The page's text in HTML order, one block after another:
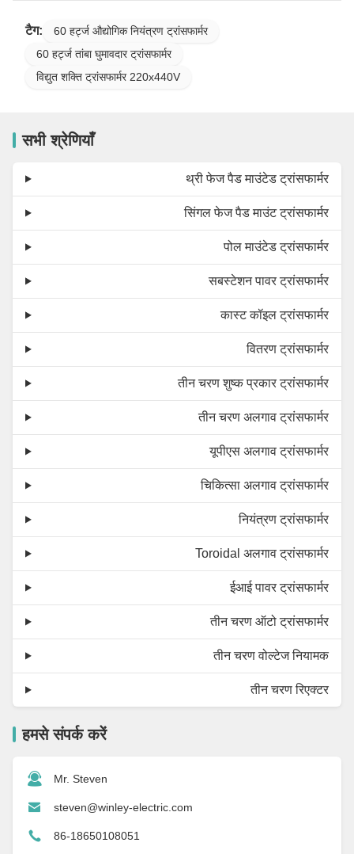
टैग:
60 हर्ट्ज औद्योगिक नियंत्रण ट्रांसफार्मर
60 हर्ट्ज तांबा घुमावदार ट्रांसफार्मर
विद्युत शक्ति ट्रांसफार्मर 220x440V
सभी श्रेणियाँ
थ्री फेज पैड माउंटेड ट्रांसफार्मर
सिंगल फेज पैड माउंट ट्रांसफार्मर
पोल माउंटेड ट्रांसफार्मर
सबस्टेशन पावर ट्रांसफार्मर
कास्ट कॉइल ट्रांसफार्मर
वितरण ट्रांसफार्मर
तीन चरण शुष्क प्रकार ट्रांसफार्मर
तीन चरण अलगाव ट्रांसफार्मर
यूपीएस अलगाव ट्रांसफार्मर
चिकित्सा अलगाव ट्रांसफार्मर
नियंत्रण ट्रांसफार्मर
Toroidal अलगाव ट्रांसफार्मर
ईआई पावर ट्रांसफार्मर
तीन चरण ऑटो ट्रांसफार्मर
तीन चरण वोल्टेज नियामक
तीन चरण रिएक्टर
हमसे संपर्क करें
Mr. Steven
steven@winley-electric.com
86-18650108051